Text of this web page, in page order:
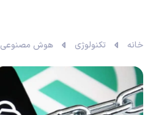
خانه تکنولوژی هوش مصنوعی